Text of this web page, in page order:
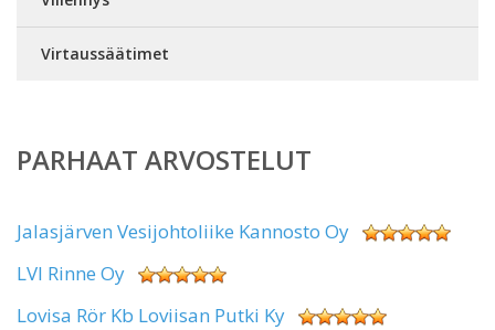
Virtaussäätimet
PARHAAT ARVOSTELUT
Jalasjärven Vesijohtoliike Kannosto Oy
LVI Rinne Oy
Lovisa Rör Kb Loviisan Putki Ky